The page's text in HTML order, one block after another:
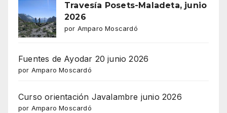
Travesía Posets-Maladeta, junio
2026
por Amparo Moscardó
Fuentes de Ayodar 20 junio 2026
por Amparo Moscardó
Curso orientación Javalambre junio 2026
por Amparo Moscardó